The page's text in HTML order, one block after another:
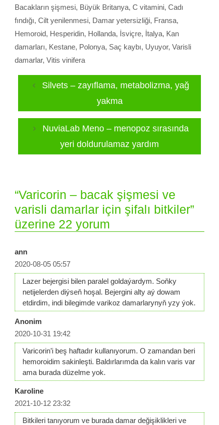
Bacakların şişmesi, Büyük Britanya, C vitamini, Cadı
fındığı, Cilt yenilenmesi, Damar yetersizliği, Fransa,
Hemoroid, Hesperidin, Hollanda, İsviçre, İtalya, Kan
damarları, Kestane, Polonya, Saç kaybı, Uyuyor, Varisli
damarlar, Vitis vinifera
Silvets – zayıflama, metabolizma, yağ
yakma
NuviaLab Meno – menopoz sırasında
yeri doldurulamaz yardım
“Varicorin – bacak şişmesi ve
varisli damarlar için şifalı bitkiler”
üzerine 22 yorum
ann
2020-08-05 05:57
Lazer bejergisi bilen paralel goldaýardym. Soňky
netijelerden diýseň hoşal. Bejergini alty aý dowam
etdirdim, indi bilegimde varikoz damarlarynyň yzy ýok.
Anonim
2020-10-31 19:42
Varicorin’i beş haftadır kullanıyorum. O zamandan beri
hemoroidim sakinleşti. Baldırlarımda da kalın varis var
ama burada düzelme yok.
Karoline
2021-10-12 23:32
Bitkileri tanıyorum ve burada damar değişiklikleri ve